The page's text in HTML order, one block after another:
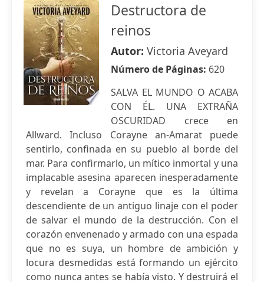
Destructora de
reinos
Autor: Victoria Aveyard
Número de Páginas: 620
SALVA EL MUNDO O ACABA
CON ÉL. UNA EXTRAÑA
OSCURIDAD crece en
Allward. Incluso Corayne an-Amarat puede
sentirlo, confinada en su pueblo al borde del
mar. Para confirmarlo, un mítico inmortal y una
implacable asesina aparecen inesperadamente
y revelan a Corayne que es la última
descendiente de un antiguo linaje con el poder
de salvar el mundo de la destrucción. Con el
corazón envenenado y armado con una espada
que no es suya, un hombre de ambición y
locura desmedidas está formando un ejército
como nunca antes se había visto. Y destruirá el